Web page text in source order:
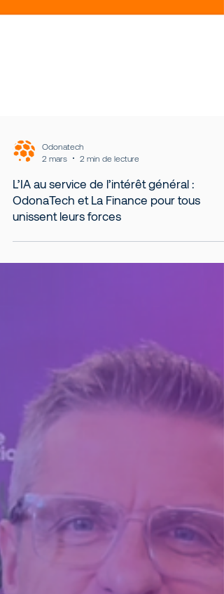
L’IA au service de l’intérêt général :
OdonaTech et La Finance pour tous